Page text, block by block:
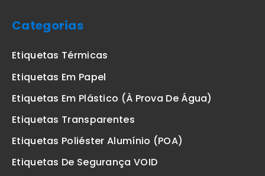
Categorias
Etiquetas Térmicas
Etiquetas Em Papel
Etiquetas Em Plástico (à Prova De Água)
Etiquetas Transparentes
Etiquetas Poliéster Alumínio (POA)
Etiquetas De Segurança VOID